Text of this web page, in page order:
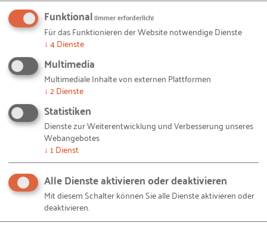
Ziel gesetzt, zum Beispiel Angebote innerhalb von
24 Stunden zu versenden oder Serviceanfragen
noch am selben Arbeitstag zu erfüllen. Die
Unternehmen pflegen über eigene Veranstaltungen
oder den Besuch von Messen und Fachkongressen
ihr Netzwerk und den Kontakt zu bestehenden und
potenziellen Kundinnen und Kunden.
Auch eine strategische Ausrichtung von Marketing,
Vertrieb und Service sowie der Marketing-,
Vertriebs- und Servicekanäle ist wichtig für die
befragten Unternehmen. Die Erschließung weiterer
Marketing-, Vertriebs- und Servicekanäle wurde für
sie in den letzten Jahren immer bedeutender. Über
Funktional(immer erforderlich)
Für das Funktionieren der Website notwendige Dienste
↓ 4Dienste
Multimedia
Multimediale Inhalte von externen Plattformen
↓ 2Dienste
Statistiken
Dienste zur Weiterentwicklung und Verbesserung unseres
Webangebotes
↓ 1 Dienst
Alle Dienste aktivieren oder deaktivieren
Mit diesem Schalter können Sie alle Dienste aktivieren oder
deaktivieren.